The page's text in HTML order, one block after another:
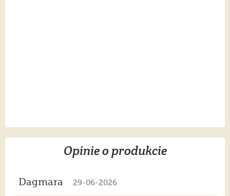
Opinie o produkcie
Dagmara 29-06-2026